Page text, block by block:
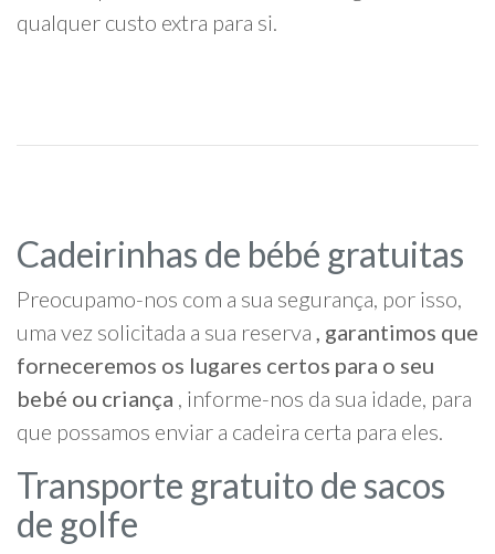
qualquer custo extra para si.
Cadeirinhas de bébé gratuitas
Preocupamo-nos com a sua segurança, por isso,
uma vez solicitada a sua reserva , garantimos que
forneceremos os lugares certos para o seu
bebé ou criança , informe-nos da sua idade, para
que possamos enviar a cadeira certa para eles.
Transporte gratuito de sacos
de golfe